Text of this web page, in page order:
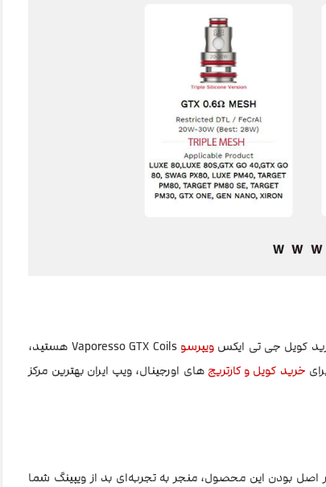
کویل جی تی ایکسویپرسو
Vaporesso GTX Coils هستید،
خرید کویل و کارتریج های اورجینال، ویپ ایران بهترین مرکز
بودن این محصول، منجر به تجربه‌ای بد از ویپینگ شما